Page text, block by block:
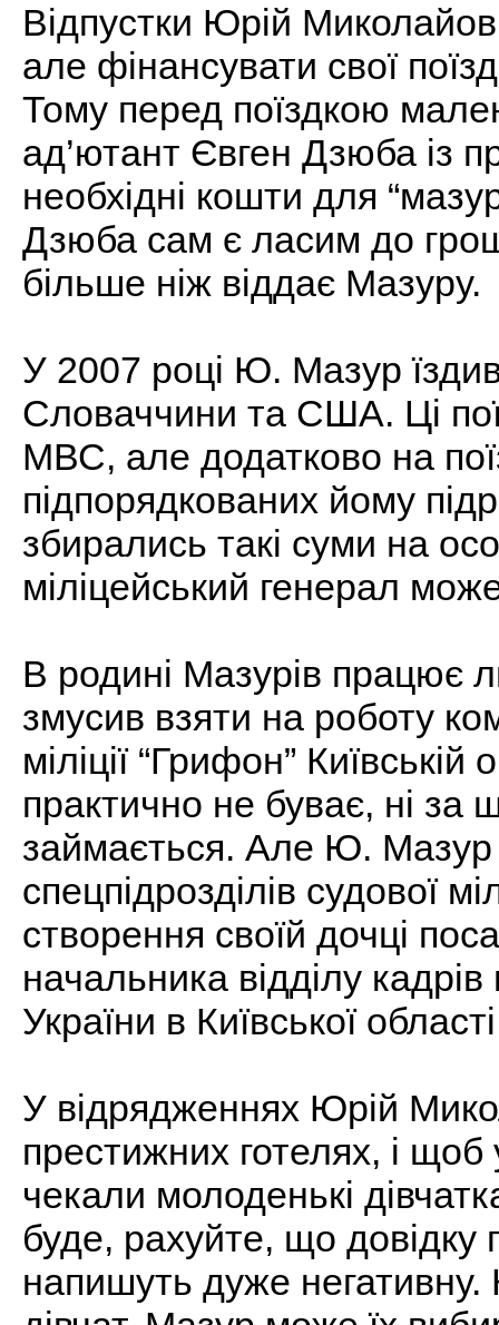
Відпустки Юрій
але фінансувати свої
Тому перед поїздкою
ад’ютант Євген Дзюба із
необхідні кошти для
Дзюба сам є ласим до
більше ніж віддає Мазуру.
У 2007 році Ю. Мазур
Словаччини та США. Ці
МВС, але додатково на
підпорядкованих йому
збирались такі суми на
міліцейський генерал
В родині Мазурів працює
змусив взяти на роботу
міліції “Грифон”
практично не буває, ні за
займається. Але Ю. Мазур
спецпідрозділів судової
створення своїй дочці
начальника відділу
України в Київської
У відрядженнях Юрій
престижних готелях, і щоб
чекали молоденькі
буде, рахуйте, що довідку
напишуть дуже